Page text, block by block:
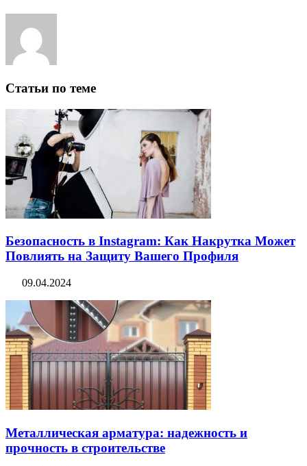
Статьи по теме
Безопасность в Instagram: Как Накрутка Может
Повлиять на Защиту Вашего Профиля
09.04.2024
Металлическая арматура: надежность и
прочность в строительстве